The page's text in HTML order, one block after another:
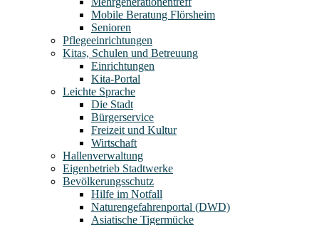
Mobile Beratung Flörsheim
Senioren
Pflegeeinrichtungen
Kitas, Schulen und Betreuung
Einrichtungen
Kita-Portal
Leichte Sprache
Die Stadt
Bürgerservice
Freizeit und Kultur
Wirtschaft
Hallenverwaltung
Eigenbetrieb Stadtwerke
Bevölkerungsschutz
Hilfe im Notfall
Naturengefahrenportal (DWD)
Asiatische Tigermücke